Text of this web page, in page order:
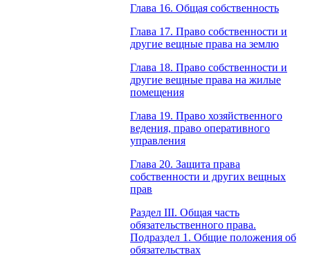
Глава 16. Общая собственность
Глава 17. Право собственности и
другие вещные права на землю
Глава 18. Право собственности и
другие вещные права на жилые
помещения
Глава 19. Право хозяйственного
ведения, право оперативного
управления
Глава 20. Защита права
собственности и других вещных
прав
Раздел III. Общая часть
обязательственного права.
Подраздел 1. Общие положения об
обязательствах